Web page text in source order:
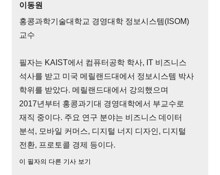
이동원
홍콩과학기술대학교 경영대학 정보시스템(ISOM)
교수
필자는 KAIST에서 컴퓨터공학 학사, IT 비즈니스
석사를 받고 미국 메릴랜드대에서 정보시스템 박사
학위를 받았다. 메릴랜드대에서 강의했으며
2017년부터 홍콩과기대 경영대학에서 부교수로
재직 중이다. 주요 연구 분야는 비즈니스 데이터
분석, 모바일 커머스, 디지털 너지 디자인, 디지털
전환, 프로토콜 경제 등이다.
이 필자의 다른 기사 보기